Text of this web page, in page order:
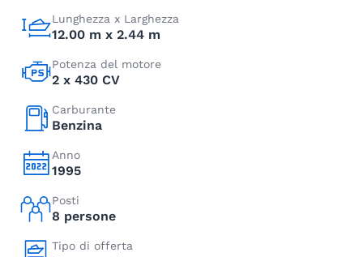
Lunghezza x Larghezza
12.00 m x 2.44 m
Potenza del motore
2 x 430 CV
Carburante
Benzina
Anno
1995
Posti
8 persone
Tipo di offerta